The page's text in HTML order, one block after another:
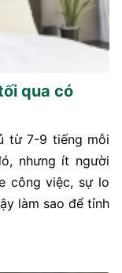
qua có
từ 7-9 tiếng mỗi
nhưng ít người
công việc, sự lo
làm sao để tỉnh